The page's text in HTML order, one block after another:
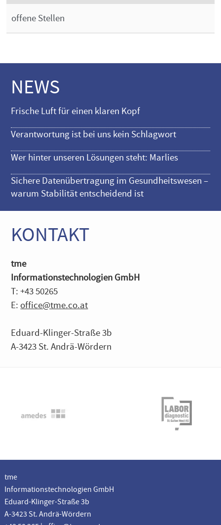
offene Stellen
NEWS
Frische Luft für einen klaren Kopf
Verantwortung ist bei uns kein Schlagwort
Wer hinter unseren Lösungen steht: Marlies
Sichere Datenübertragung im Gesundheitswesen –
warum Stabilität entscheidend ist
KONTAKT
tme
Informationstechnologien GmbH
T: +43 50265
E: office@tme.co.at
Eduard-Klinger-Straße 3b
A-3423 St. Andrä-Wördern
tme
Informationstechnologien GmbH
Eduard-Klinger-Straße 3b
A-3423 St. Andrä-Wördern